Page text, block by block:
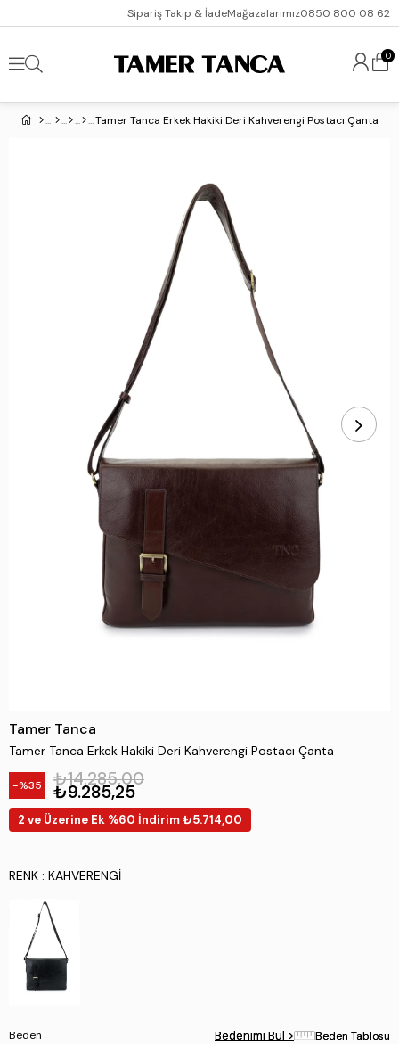
Sipariş Takip & İadeMağazalarımız0850 800 08 62
0
Tamer Tanca Erkek Hakiki Deri Kahverengi Postacı Çanta
Tamer Tanca
Tamer Tanca Erkek Hakiki Deri Kahverengi Postacı Çanta
35 ₺14.285,00
₺9.285,25
2 ve Üzerine Ek %60 İndirim ₺5.714,00
RENK : KAHVERENGI
Beden Bedenimi Bul > Beden Tablosu
Bedenimi Bul > Beden Tablosu